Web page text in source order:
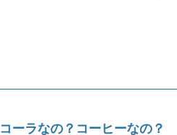
コーラなの？コーヒーなの？